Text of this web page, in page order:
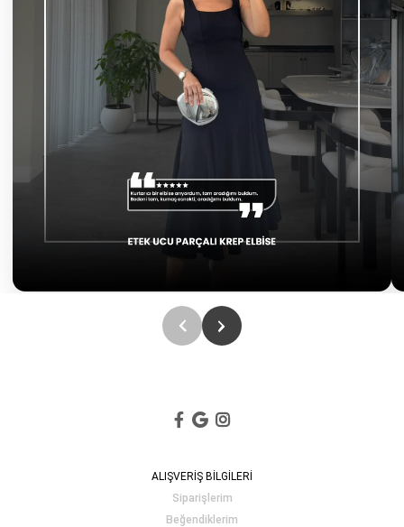
ALIŞVERİŞ BİLGİLERİ
Siparişlerim
Beğendiklerim